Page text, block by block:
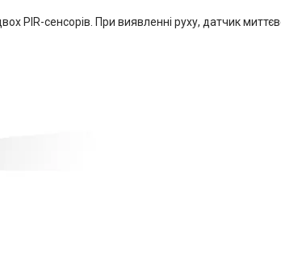
PIR-сенсорів. При виявленні руху, датчик